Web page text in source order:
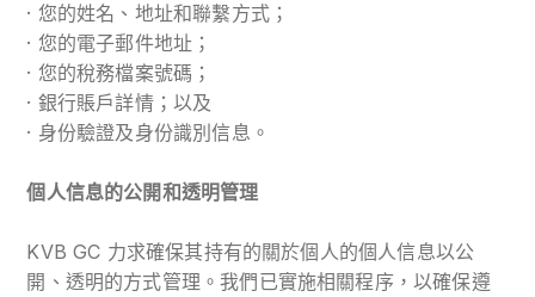
· 您的姓名、地址和聯繫方式；
· 您的電子郵件地址；
· 您的稅務檔案號碼；
· 銀行賬戶詳情；以及
· 身份驗證及身份識別信息。
個人信息的公開和透明管理
KVB GC 力求確保其持有的關於個人的個人信息以公
開、透明的方式管理。我們已實施相關程序，以確保遵